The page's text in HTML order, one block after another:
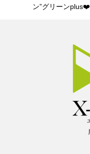
ン”グリーンplus❤️